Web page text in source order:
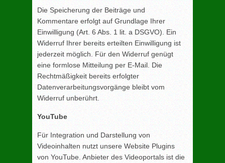
Die Speicherung der Beiträge und
Kommentare erfolgt auf Grundlage Ihrer
Einwilligung (Art. 6 Abs. 1 lit. a DSGVO). Ein
Widerruf Ihrer bereits erteilten Einwilligung ist
jederzeit möglich. Für den Widerruf genügt
eine formlose Mitteilung per E-Mail. Die
Rechtmäßigkeit bereits erfolgter
Datenverarbeitungsvorgänge bleibt vom
Widerruf unberührt.
YouTube
Für Integration und Darstellung von
Videoinhalten nutzt unsere Website Plugins
von YouTube. Anbieter des Videoportals ist die